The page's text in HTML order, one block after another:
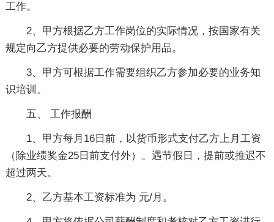
工作。
2、甲方根据乙方工作岗位的实际情况，按国家有关
规定向乙方提供必要的劳动保护用品。
3、甲方可根据工作需要组织乙方参加必要的业务知
识培训。
五、 工作报酬
1、甲方每月16日前，以货币形式支付乙方上月工资
（除业绩奖金25日前支付外）。遇节假日，提前或推迟不
超过两天。
2、乙方基本工资标准为 元/月。